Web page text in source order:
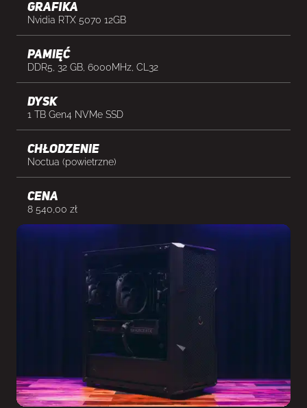
Grafika
Nvidia RTX 5070 12GB
Pamięć
DDR5, 32 GB, 6000MHz, CL32
Dysk
1 TB Gen4 NVMe SSD
Chłodzenie
Noctua (powietrzne)
cena
8 540,00 zł